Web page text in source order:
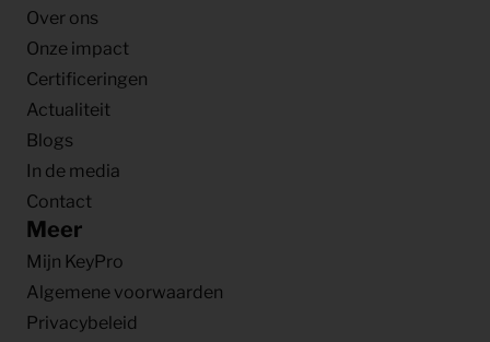
Over ons
Onze impact
Certificeringen
Actualiteit
Blogs
In de media
Contact
Meer
Mijn KeyPro
Algemene voorwaarden
Privacybeleid